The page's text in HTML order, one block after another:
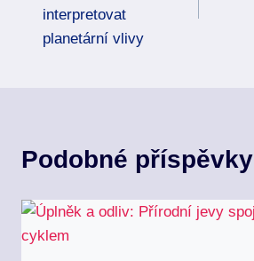
příspěvek
interpretovat
planetární vlivy
Podobné příspěvky